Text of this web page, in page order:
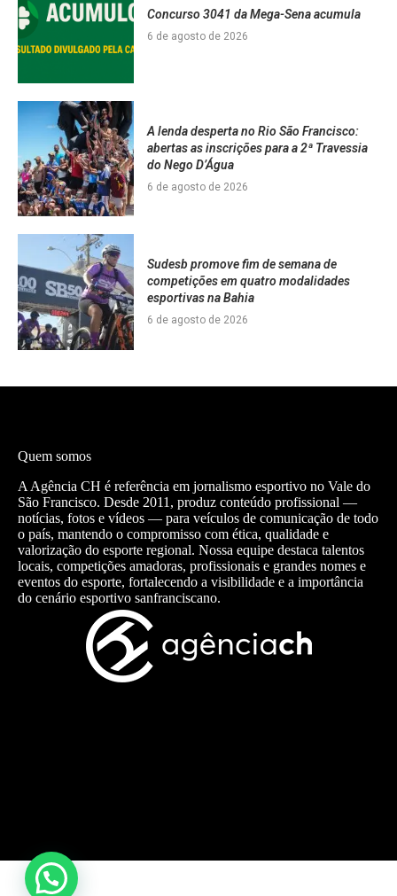
Concurso 3041 da Mega-Sena acumula
6 de agosto de 2026
A lenda desperta no Rio São Francisco:
abertas as inscrições para a 2ª Travessia
do Nego D’Água
6 de agosto de 2026
Sudesb promove fim de semana de
competições em quatro modalidades
esportivas na Bahia
6 de agosto de 2026
Quem somos
A Agência CH é referência em jornalismo esportivo no Vale do
São Francisco. Desde 2011, produz conteúdo profissional —
notícias, fotos e vídeos — para veículos de comunicação de todo
o país, mantendo o compromisso com ética, qualidade e
valorização do esporte regional. Nossa equipe destaca talentos
locais, competições amadoras, profissionais e grandes nomes e
eventos do esporte, fortalecendo a visibilidade e a importância
do cenário esportivo sanfranciscano.